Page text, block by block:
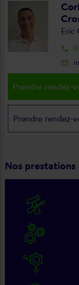
Eric
local_phone
mail_outline
Prendre rendez-
Prendre rendez-
Nos prestations